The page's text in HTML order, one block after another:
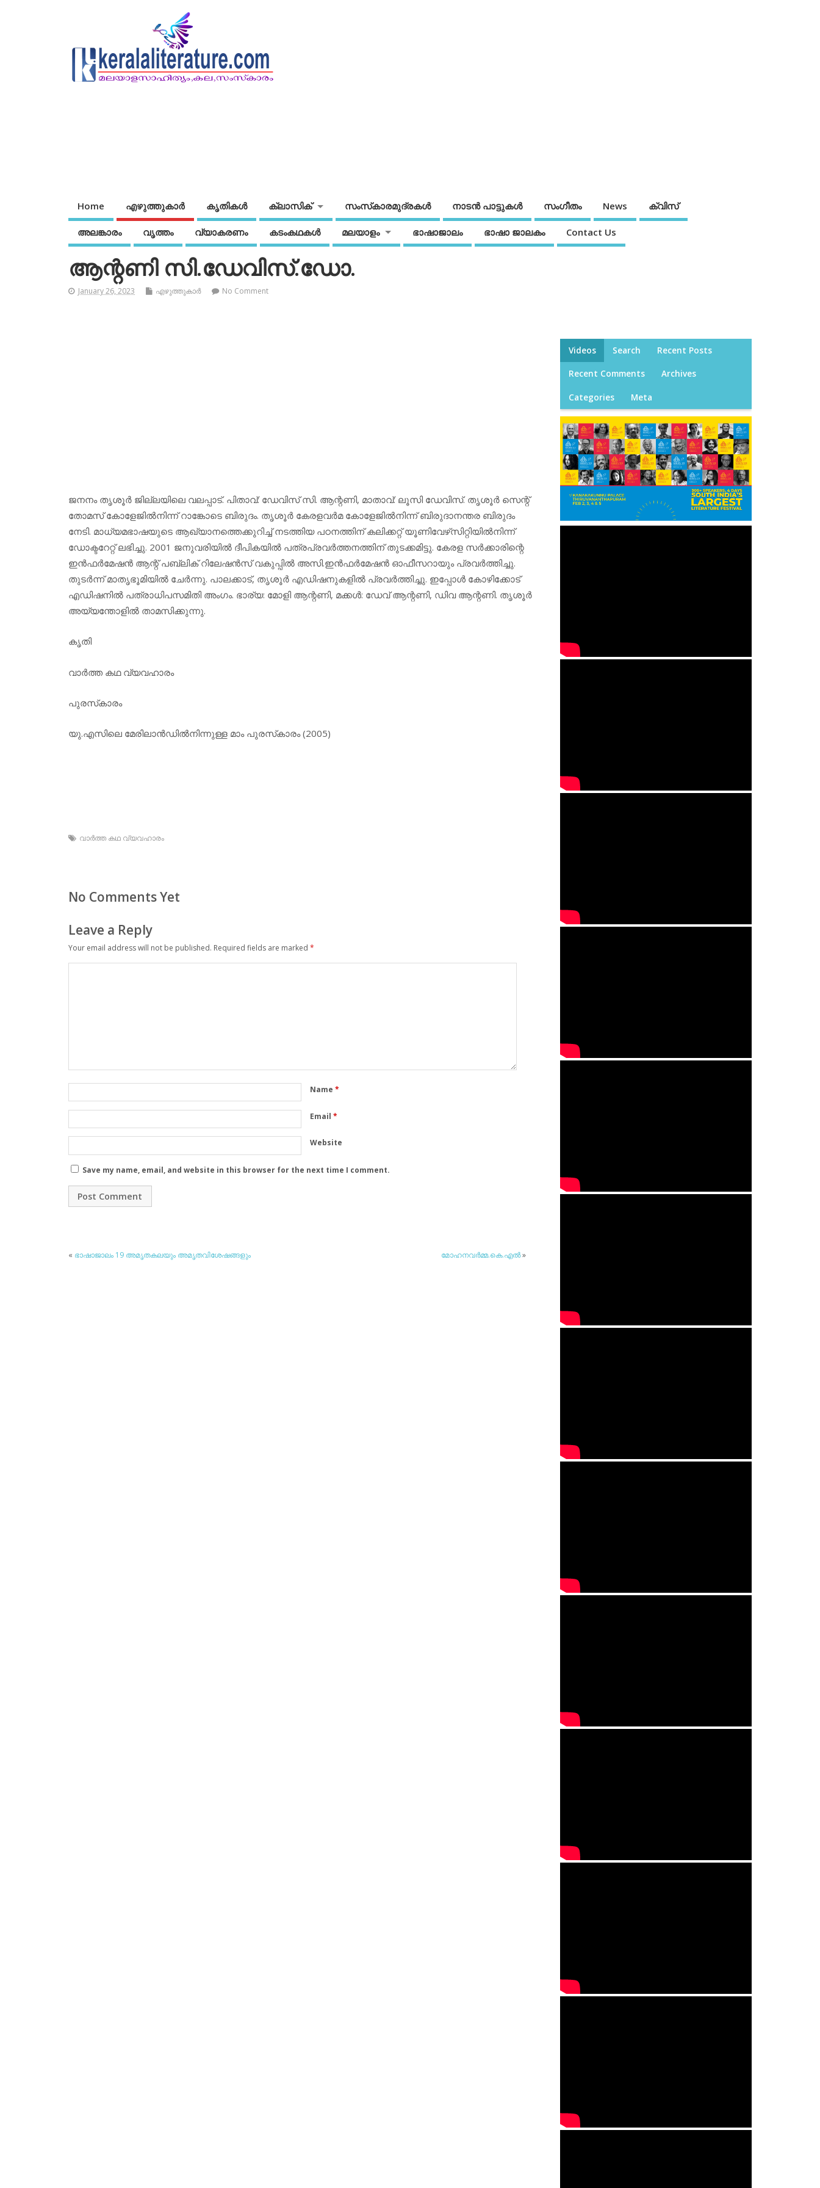
Home എഴുത്തുകാര്‍ കൃതികൾ ക്ലാസിക് സംസ്‌കാരമുദ്രകള്‍ നാടന്‍ പാട്ടുകള്‍ സംഗീതം News ക്വിസ്
അലങ്കാരം വൃത്തം വ്യാകരണം കടംകഥകള്‍ മലയാളം ഭാഷാജാലം ഭാഷാ ജാലകം Contact Us
ആന്റണി സി.ഡേവിസ്.ഡോ.
January 26, 2023 എഴുത്തുകാര്‍ No Comment
ജനനം തൃശൂര്‍ ജില്ലയിലെ വലപ്പാട്. പിതാവ്: ഡേവിസ് സി. ആന്റണി, മാതാവ്: ലൂസി ഡേവിസ്. തൃശൂര്‍ സെന്റ്
തോമസ് കോളേജില്‍നിന്ന് റാങ്കോടെ ബിരുദം. തൃശൂര്‍ കേരളവര്‍മ കോളേജില്‍നിന്ന് ബിരുദാനന്തര ബിരുദം
നേടി. മാധ്യമഭാഷയുടെ ആഖ്യാനത്തെക്കുറിച്ച് നടത്തിയ പഠനത്തിന് കലിക്കറ്റ് യൂണിവേഴ്‌സിറ്റിയില്‍നിന്ന്
ഡോക്ടറേറ്റ് ലഭിച്ചു. 2001 ജനുവരിയില്‍ ദീപികയില്‍ പത്രപ്രവര്‍ത്തനത്തിന് തുടക്കമിട്ടു. കേരള സര്‍ക്കാരിന്റെ
ഇന്‍ഫര്‍മേഷന്‍ ആന്റ് പബ്ലിക് റിലേഷന്‍സ് വകുപ്പില്‍ അസി.ഇന്‍ഫര്‍മേഷന്‍ ഓഫീസറായും പ്രവര്‍ത്തിച്ചു.
തുടര്‍ന്ന് മാതൃഭൂമിയില്‍ ചേര്‍ന്നു. പാലക്കാട്, തൃശൂര്‍ എഡിഷനുകളില്‍ പ്രവര്‍ത്തിച്ചു. ഇപ്പോള്‍ കോഴിക്കോട്
എഡിഷനില്‍ പത്രാധിപസമിതി അംഗം. ഭാര്യ: മോളി ആന്റണി, മക്കള്‍: ഡേവ് ആന്റണി, ഡിവ ആന്റണി. തൃശൂര്‍
അയ്യന്തോളില്‍ താമസിക്കുന്നു.
കൃതി
വാര്‍ത്ത കഥ വ്യവഹാരം
പുരസ്‌കാരം
യു.എസിലെ മേരിലാന്‍ഡില്‍നിന്നുള്ള മാം പുരസ്‌കാരം (2005)
വാര്‍ത്ത കഥ വ്യവഹാരം
No Comments Yet
Leave a Reply
Your email address will not be published. Required fields are marked *
Name *
Email *
Website
Save my name, email, and website in this browser for the next time I comment.
« ഭാഷാജാലം 19 അമൃതകലയും അമൃതവിശേഷങ്ങളും മോഹനവര്‍മ്മ.കെ.എല്‍»
Videos Search Recent Posts
Recent Comments Archives
Categories Meta